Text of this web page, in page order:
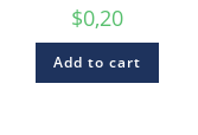
$0,20
Add to cart